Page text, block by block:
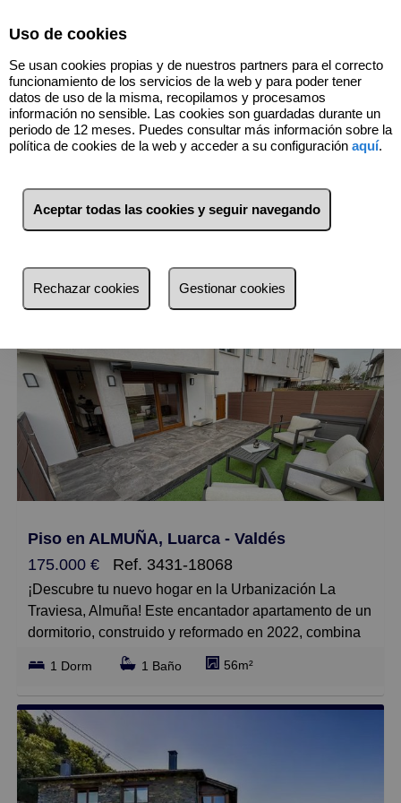
11 Inmuebles Luarca - Valdés
Filtros
más reciente
más reciente
Baratos
Caros
Pequeños
Grandes
Piso en ALMUÑA, Luarca - Valdés
175.000 €
Ref. 3431-18068
¡Descubre tu nuevo hogar en la Urbanización La
Traviesa, Almuña! Este encantador apartamento de un
dormitorio, construido y reformado en 2022, combina
un diseño elegante y funcional, perfecto para jóvenes
profesionales y parejas que buscan comodidad y
estilo. Con una superficie construida de 56 m² y 52 m²
útiles, este piso ofrece un acogedor dormitorio con
amplio vestidor, además de un moderno baño Y DOS
TRASTEROS.
1 Dorm 1 Baño 56m²
Uso de cookies
Se usan cookies propias y de nuestros partners para el correcto
funcionamiento de los servicios de la web y para poder tener
datos de uso de la misma, recopilamos y procesamos
información no sensible. Las cookies son guardadas durante un
periodo de 12 meses. Puedes consultar más información sobre la
política de cookies de la web y acceder a su configuración aquí.
Aceptar todas las cookies y seguir navegando
Rechazar cookies Gestionar cookies